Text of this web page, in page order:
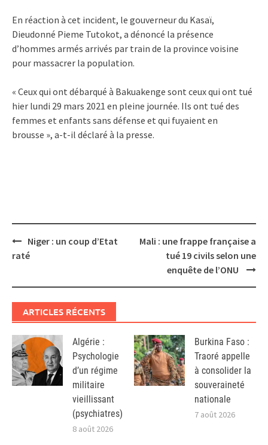
En réaction à cet incident, le gouverneur du Kasaï,
Dieudonné Pieme Tutokot, a dénoncé la présence
d’hommes armés arrivés par train de la province voisine
pour massacrer la population.
« Ceux qui ont débarqué à Bakuakenge sont ceux qui ont tué
hier lundi 29 mars 2021 en pleine journée. Ils ont tué des
femmes et enfants sans défense et qui fuyaient en
brousse », a-t-il déclaré à la presse.
Post
navigation
Niger : un coup d’Etat
raté
Mali : une frappe française a
tué 19 civils selon une
enquête de l’ONU
ARTICLES RÉCENTS
Algérie :
Psychologie
d’un régime
militaire
vieillissant
(psychiatres)
8 août 2026
Burkina Faso :
Traoré appelle
à consolider la
souveraineté
nationale
7 août 2026